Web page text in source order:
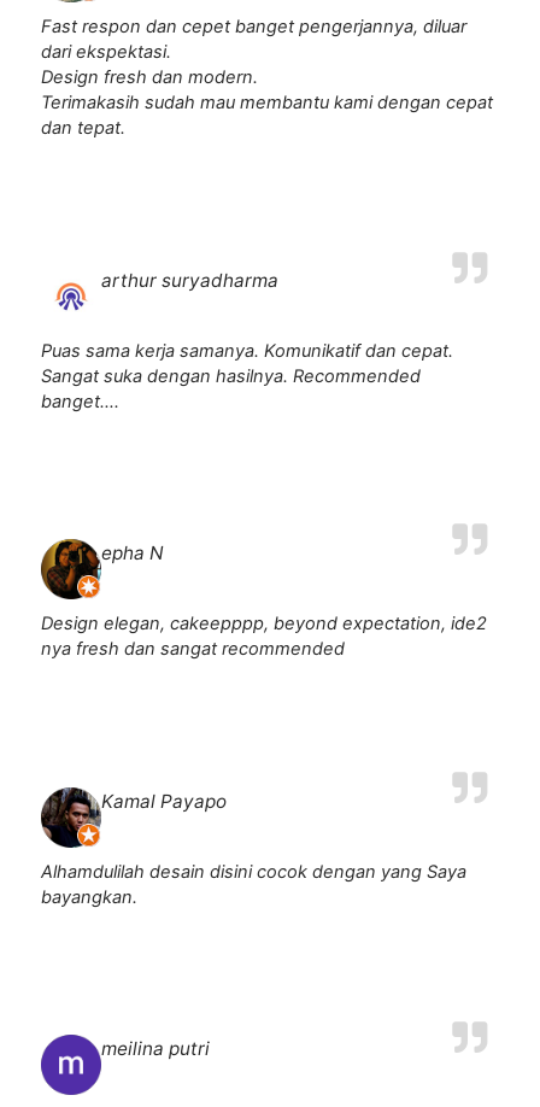
Fast respon dan cepet banget pengerjannya, diluar
dari ekspektasi.
Design fresh dan modern.
Terimakasih sudah mau membantu kami dengan cepat
dan tepat.
arthur suryadharma
Puas sama kerja samanya. Komunikatif dan cepat.
Sangat suka dengan hasilnya. Recommended
banget….
epha N
Design elegan, cakeepppp, beyond expectation, ide2
nya fresh dan sangat recommended
Kamal Payapo
Alhamdulilah desain disini cocok dengan yang Saya
bayangkan.
meilina putri